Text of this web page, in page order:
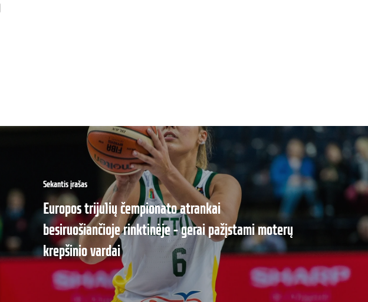
Sekantis įrašas
Europos trijulių čempionato atrankai
besiruošiančioje rinktinėje – gerai pažįstami moterų
krepšinio vardai